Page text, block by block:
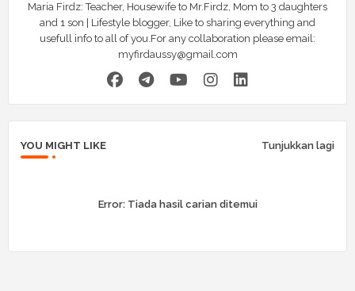
Maria Firdz: Teacher, Housewife to Mr.Firdz, Mom to 3 daughters
and 1 son | Lifestyle blogger, Like to sharing everything and
usefull info to all of you.For any collaboration please email:
myfirdaussy@gmail.com
YOU MIGHT LIKE Tunjukkan lagi
Error:Tiada hasil carian ditemui